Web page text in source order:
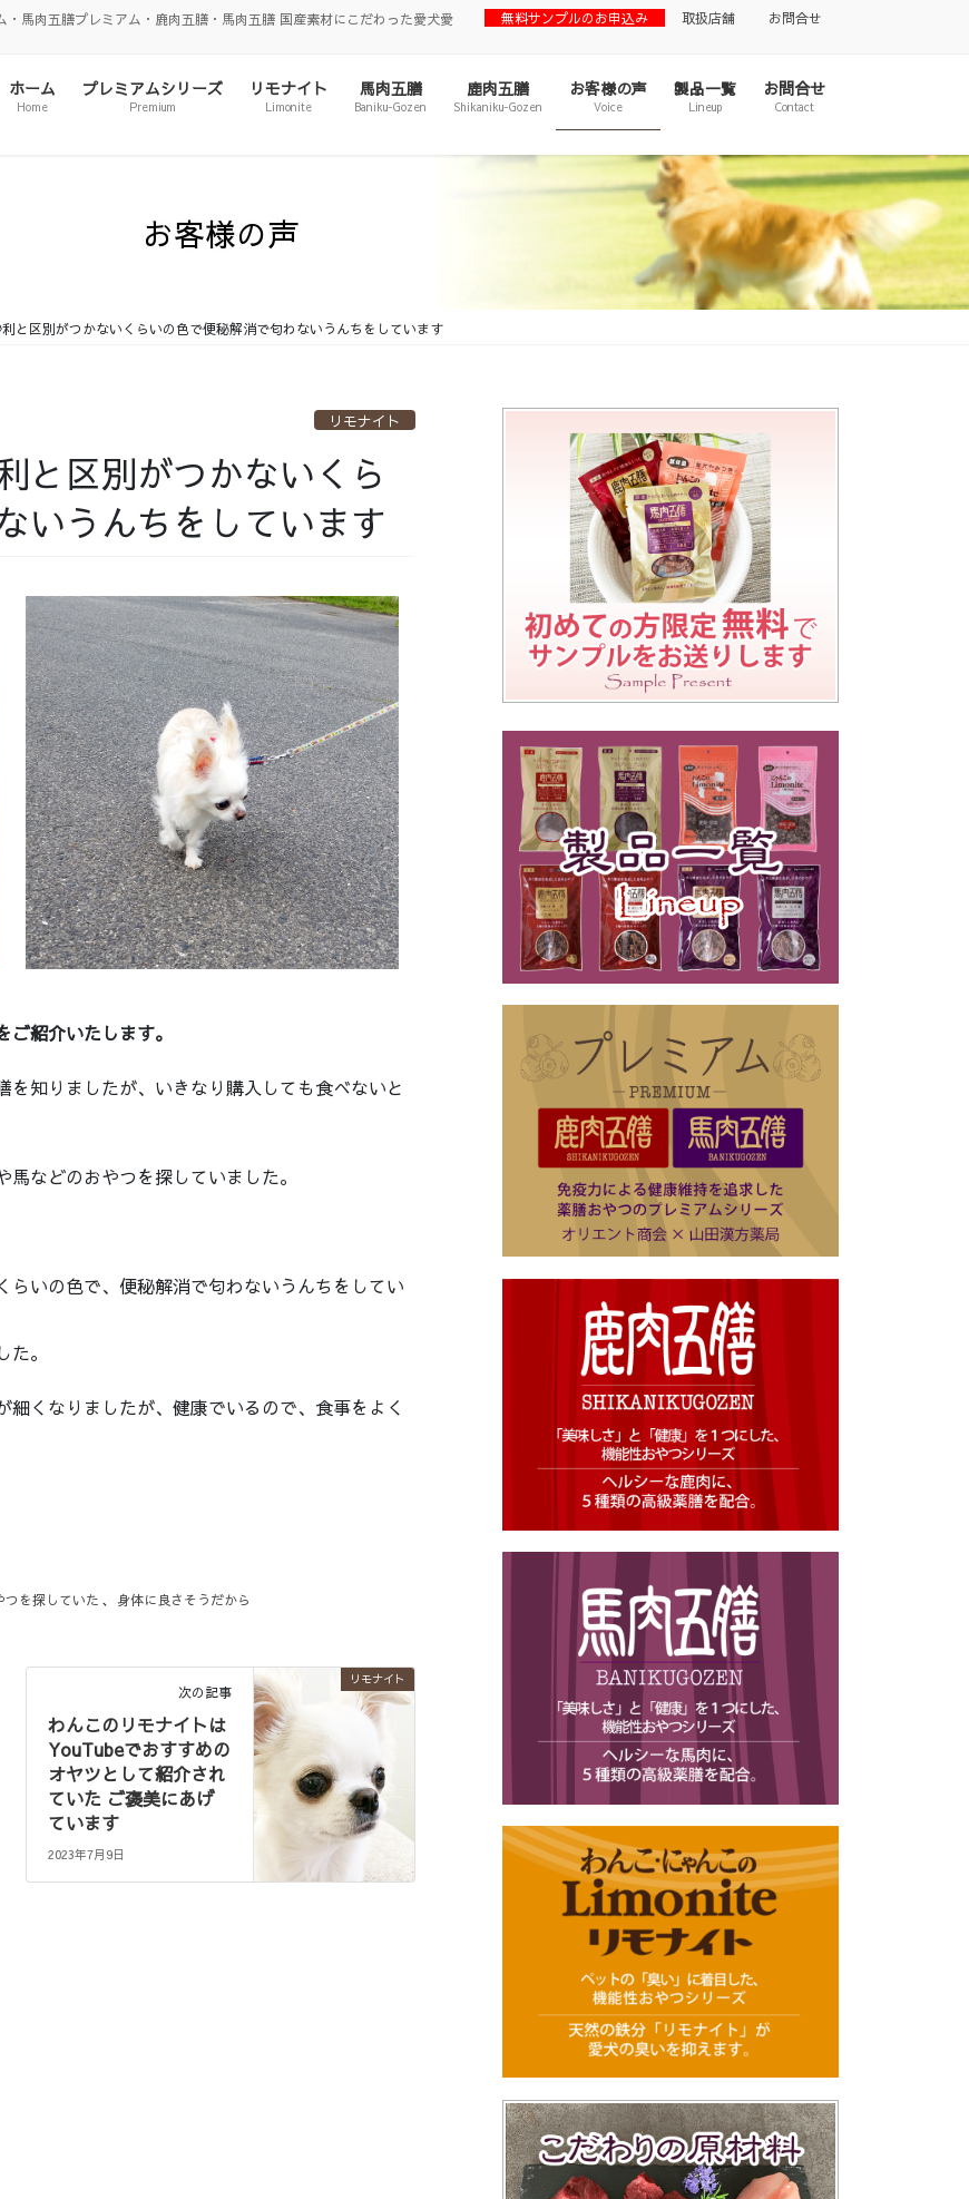
馬肉五膳プレミアム・鹿肉五膳・馬肉五膳 国産素材にこだわった愛犬愛
無料サンプルのお申込み 取扱店舗 お問合せ
ホーム
Home
プレミアムシリーズ
Premium
リモナイト
Limonite
馬肉五膳
Baniku-Gozen
鹿肉五膳
Shikaniku-Gozen
お客様の声
Voice
製品一覧
Lineup
お問合せ
Contact
お客様の声
と区別がつかないくらいの色で便秘解消で匂わないうんちをしています
リモナイト
と区別がつかないくら
いうんちをしています
紹介いたします。
知りましたが、いきなり購入しても食べないと
などのおやつを探していました。
いの色で、便秘解消で匂わないうんちをしてい
。
くなりましたが、健康でいるので、食事をよく
つを探していた 、 身体に良さそうだから
リモナイト
次の記事
わんこのリモナイトは
YouTubeでおすすめの
オヤツとして紹介され
ていた ご褒美にあげ
ています
2023年7月9日